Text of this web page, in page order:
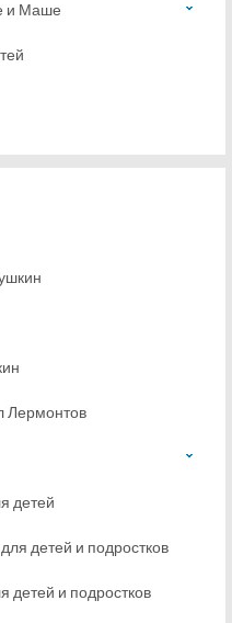
и Маше
Лермонтов
детей
детей и подростков
и подростков